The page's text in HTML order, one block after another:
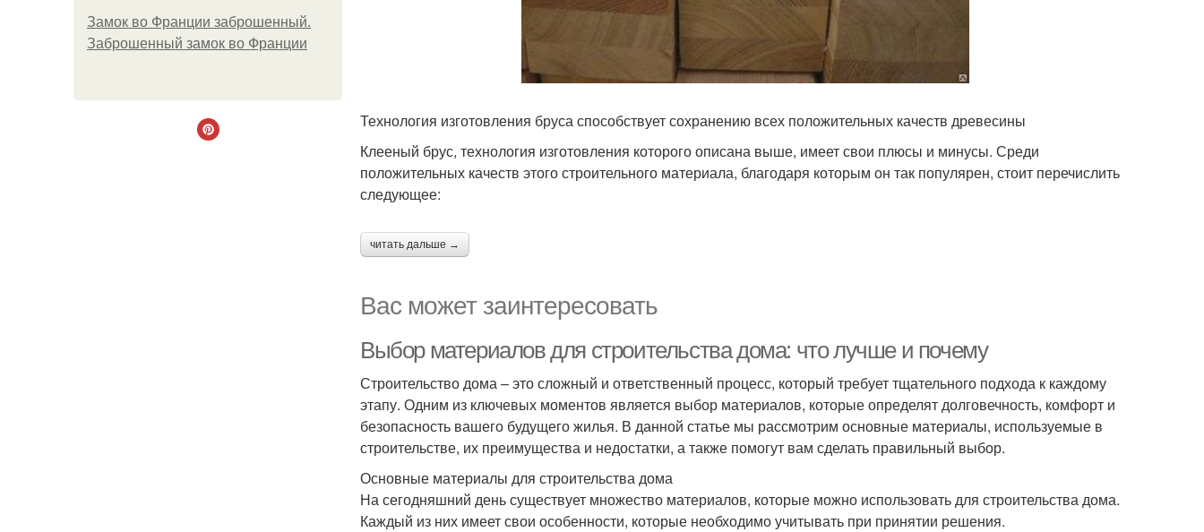
Замок во Франции заброшенный.
Заброшенный замок во Франции
Технология изготовления бруса способствует сохранению всех положительных качеств древесины
Клееный брус, технология изготовления которого описана выше, имеет свои плюсы и минусы. Среди
положительных качеств этого строительного материала, благодаря которым он так популярен, стоит перечислить
следующее:
читать дальше →
Вас может заинтересовать
Выбор материалов для строительства дома: что лучше и почему
Строительство дома – это сложный и ответственный процесс, который требует тщательного подхода к каждому
этапу. Одним из ключевых моментов является выбор материалов, которые определят долговечность, комфорт и
безопасность вашего будущего жилья. В данной статье мы рассмотрим основные материалы, используемые в
строительстве, их преимущества и недостатки, а также помогут вам сделать правильный выбор.
Основные материалы для строительства дома
На сегодняшний день существует множество материалов, которые можно использовать для строительства дома.
Каждый из них имеет свои особенности, которые необходимо учитывать при принятии решения.